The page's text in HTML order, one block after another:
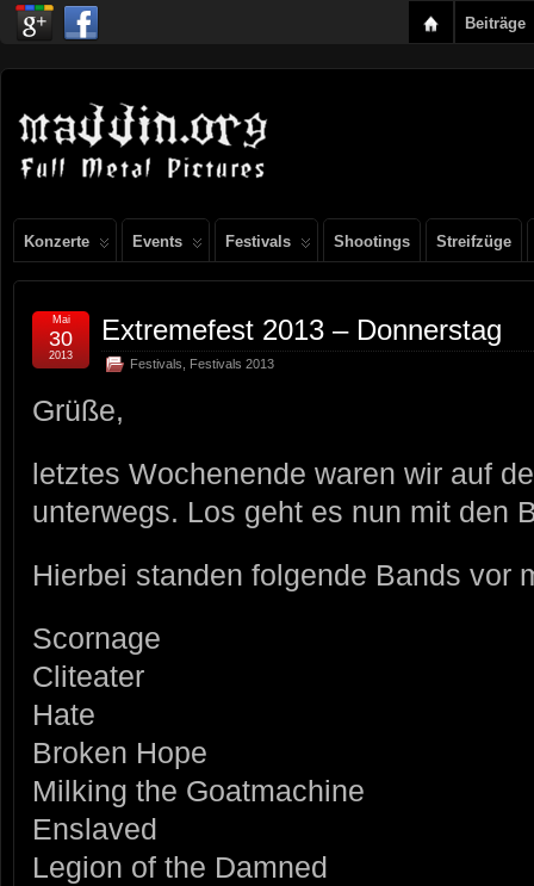
Beiträge
Konzerte Events Festivals Shootings Streifzüge
Extremefest 2013 – Donnerstag
Festivals Festivals 2013
Mai
30
2013
Grüße,
letztes Wochenende waren wir auf
unterwegs. Los geht es nun mit den
Hierbei standen folgende Bands vor
Scornage
Cliteater
Hate
Broken Hope
Milking the Goatmachine
Enslaved
Legion of the Damned